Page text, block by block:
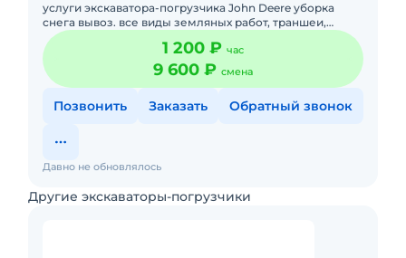
услуги экскаватора-погрузчика John Deere уборка
снега вывоз. все виды земляных работ, траншеи,
выгребные ямы , канализация, планировка
территорий, благоустройст
1 200 ₽ час
9 600 ₽ смена
Позвонить Заказать Обратный звонок
Давно не обновлялось
Другие экскаваторы-погрузчики